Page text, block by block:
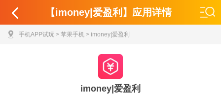
【imoney|爱盈利】应用详情
手机APP试玩 > 苹果手机 > imoney|爱盈利
imoney|爱盈利